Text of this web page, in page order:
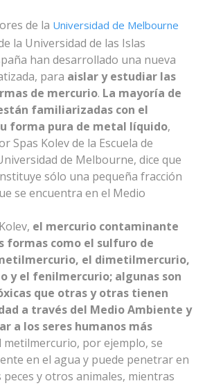
de la Universidad de Melbourne
la Universidad de las Islas
han desarrollado una nueva
para aislar y estudiar las
de mercurio. La mayoría de
familiarizadas con el
forma pura de metal líquido,
Spas Kolev de la Escuela de
de Melbourne, dice que
sólo una pequeña fracción
se encuentra en el Medio
el mercurio contaminante
formas como el sulfuro de
el dimetilmercurio,
y el fenilmercurio; algunas son
que otras y otras tienen
a través del Medio Ambiente y
a los seres humanos más
metilmercurio, por ejemplo, se
en el agua y puede penetrar en
peces y otros animales, mientras